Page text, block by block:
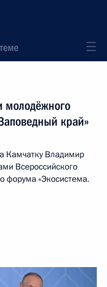
молодёжного
край»
Камчатку Владимир
Всероссийского
форума «Экосистема.